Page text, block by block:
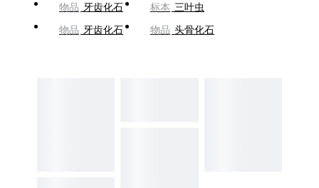
物品 牙齿化石 标本 三叶虫
物品 牙齿化石 物品 头骨化石